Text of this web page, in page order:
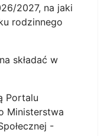
2027, na jaki
rodzinnego
składać w
Portalu
Ministerstwa
-